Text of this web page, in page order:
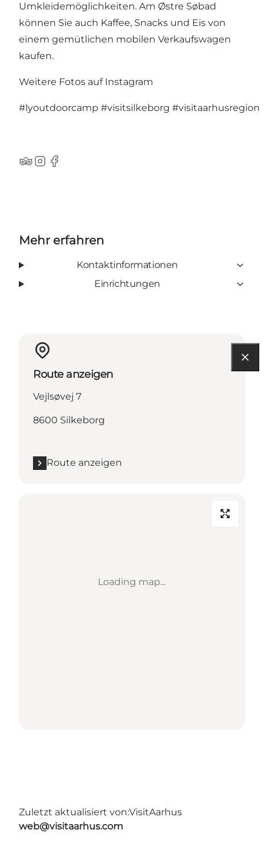
Umkleidemöglichkeiten. Am Østre Søbad
können Sie auch Kaffee, Snacks und Eis von
einem gemütlichen mobilen Verkaufswagen
kaufen.
Weitere Fotos auf Instagram
#lyoutdoorcamp #visitsilkeborg #visitaarhusregion
TripAdvisor
Instagram
Facebook
Mehr erfahren
Kontaktinformationen
Einrichtungen
Route anzeigen
Vejlsøvej 7
8600 Silkeborg
Route anzeigen
Loading map...
Zuletzt aktualisiert von:VisitAarhus
web@visitaarhus.com